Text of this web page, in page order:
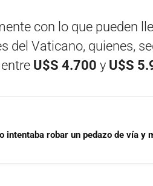
con lo que pueden
del Vaticano, quienes,
U$S 4.700 y U$S
intentaba robar un pedazo de vía y